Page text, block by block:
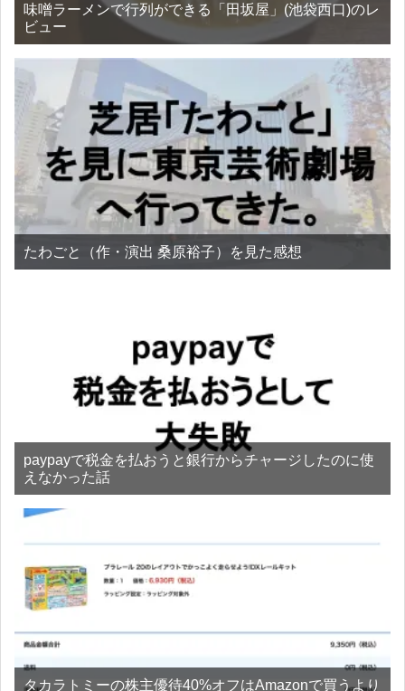
味噌ラーメンで行列ができる「田坂屋」(池袋西口)のレ
ビュー
たわごと（作・演出 桑原裕子）を見た感想
paypayで税金を払おうと銀行からチャージしたのに使
えなかった話
タカラトミーの株主優待40%オフはAmazonで買うより